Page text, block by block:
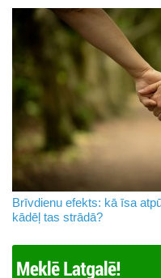
Brīvdienu efekts: kā īsa
kādēļ tas strādā?